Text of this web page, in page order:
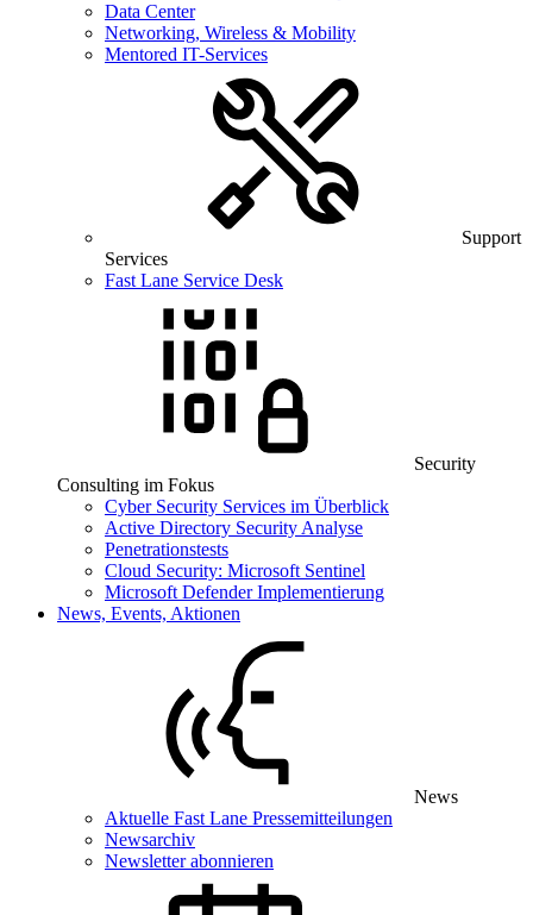
Data Center
Networking, Wireless & Mobility
Mentored IT-Services
Support
Services
Fast Lane Service Desk
Security
Consulting im Fokus
Cyber Security Services im Überblick
Active Directory Security Analyse
Penetrationstests
Cloud Security: Microsoft Sentinel
Microsoft Defender Implementierung
News, Events, Aktionen
News
Aktuelle Fast Lane Pressemitteilungen
Newsarchiv
Newsletter abonnieren